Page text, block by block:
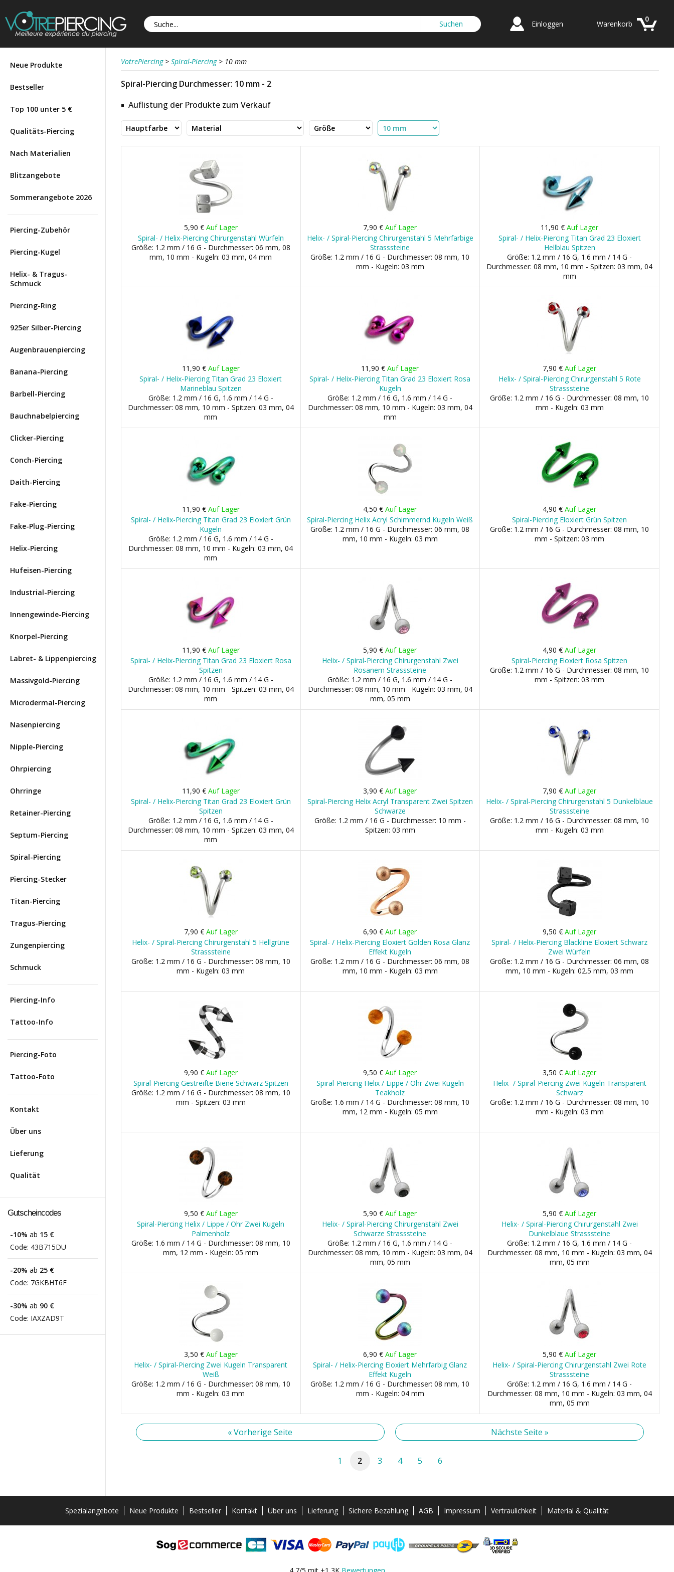
Einloggen
0
Warenkorb
Neue Produkte
Bestseller
Top 100 unter 5 €
Qualitäts-Piercing
Nach Materialien
Blitzangebote
Sommerangebote 2026
Piercing-Zubehör
Piercing-Kugel
Helix- & Tragus-
Schmuck
Piercing-Ring
925er Silber-Piercing
Augenbrauenpiercing
Banana-Piercing
Barbell-Piercing
Bauchnabelpiercing
Clicker-Piercing
Conch-Piercing
Daith-Piercing
Fake-Piercing
Fake-Plug-Piercing
Helix-Piercing
Hufeisen-Piercing
Industrial-Piercing
Innengewinde-Piercing
Knorpel-Piercing
Labret- & Lippenpiercing
Massivgold-Piercing
Microdermal-Piercing
Nasenpiercing
Nipple-Piercing
Ohrpiercing
Ohrringe
Retainer-Piercing
Septum-Piercing
Spiral-Piercing
Piercing-Stecker
Titan-Piercing
Tragus-Piercing
Zungenpiercing
Schmuck
Piercing-Info
Tattoo-Info
Piercing-Foto
Tattoo-Foto
Kontakt
Über uns
Lieferung
Qualität
Gutscheincodes
-10% ab 15 €
Code: 43B715DU
-20% ab 25 €
Code: 7GKBHT6F
-30% ab 90 €
Code: IAXZAD9T
VotrePiercing > Spiral-Piercing > 10 mm
Spiral-Piercing Durchmesser: 10 mm - 2
Auflistung der Produkte zum Verkauf
5,90 € Auf Lager
Spiral- / Helix-Piercing Chirurgenstahl Würfeln
Größe: 1.2 mm / 16 G - Durchmesser: 06 mm, 08
mm, 10 mm - Kugeln: 03 mm, 04 mm
7,90 €Auf Lager
Helix- / Spiral-Piercing Chirurgenstahl 5 Mehrfarbige
Strasssteine
Größe: 1.2 mm / 16 G - Durchmesser: 08 mm, 10
mm - Kugeln: 03 mm
11,90 €Auf Lager
Spiral- / Helix-Piercing Titan Grad 23 Eloxiert
Hellblau Spitzen
Größe: 1.2 mm / 16 G, 1.6 mm / 14 G -
Durchmesser: 08 mm, 10 mm - Spitzen: 03 mm, 04
mm
11,90 € Auf Lager
Spiral- / Helix-Piercing Titan Grad 23 Eloxiert
Marineblau Spitzen
Größe: 1.2 mm / 16 G, 1.6 mm / 14 G -
Durchmesser: 08 mm, 10 mm - Spitzen: 03 mm, 04
mm
11,90 €Auf Lager
Spiral- / Helix-Piercing Titan Grad 23 Eloxiert Rosa
Kugeln
Größe: 1.2 mm / 16 G, 1.6 mm / 14 G -
Durchmesser: 08 mm, 10 mm - Kugeln: 03 mm, 04
mm
7,90 €Auf Lager
Helix- / Spiral-Piercing Chirurgenstahl 5 Rote
Strasssteine
Größe: 1.2 mm / 16 G - Durchmesser: 08 mm, 10
mm - Kugeln: 03 mm
11,90 € Auf Lager
Spiral- / Helix-Piercing Titan Grad 23 Eloxiert Grün
Kugeln
Größe: 1.2 mm / 16 G, 1.6 mm / 14 G -
Durchmesser: 08 mm, 10 mm - Kugeln: 03 mm, 04
mm
4,50 €Auf Lager
Spiral-Piercing Helix Acryl Schimmernd Kugeln Weiß
Größe: 1.2 mm / 16 G - Durchmesser: 06 mm, 08
mm, 10 mm - Kugeln: 03 mm
4,90 €Auf Lager
Spiral-Piercing Eloxiert Grün Spitzen
Größe: 1.2 mm / 16 G - Durchmesser: 08 mm, 10
mm - Spitzen: 03 mm
11,90 € Auf Lager
Spiral- / Helix-Piercing Titan Grad 23 Eloxiert Rosa
Spitzen
Größe: 1.2 mm / 16 G, 1.6 mm / 14 G -
Durchmesser: 08 mm, 10 mm - Spitzen: 03 mm, 04
mm
5,90 €Auf Lager
Helix- / Spiral-Piercing Chirurgenstahl Zwei
Rosanem Strasssteine
Größe: 1.2 mm / 16 G, 1.6 mm / 14 G -
Durchmesser: 08 mm, 10 mm - Kugeln: 03 mm, 04
mm, 05 mm
4,90 €Auf Lager
Spiral-Piercing Eloxiert Rosa Spitzen
Größe: 1.2 mm / 16 G - Durchmesser: 08 mm, 10
mm - Spitzen: 03 mm
11,90 € Auf Lager
Spiral- / Helix-Piercing Titan Grad 23 Eloxiert Grün
Spitzen
Größe: 1.2 mm / 16 G, 1.6 mm / 14 G -
Durchmesser: 08 mm, 10 mm - Spitzen: 03 mm, 04
mm
3,90 €Auf Lager
Spiral-Piercing Helix Acryl Transparent Zwei Spitzen
Schwarze
Größe: 1.2 mm / 16 G - Durchmesser: 10 mm -
Spitzen: 03 mm
7,90 €Auf Lager
Helix- / Spiral-Piercing Chirurgenstahl 5 Dunkelblaue
Strasssteine
Größe: 1.2 mm / 16 G - Durchmesser: 08 mm, 10
mm - Kugeln: 03 mm
7,90 € Auf Lager
Helix- / Spiral-Piercing Chirurgenstahl 5 Hellgrüne
Strasssteine
Größe: 1.2 mm / 16 G - Durchmesser: 08 mm, 10
mm - Kugeln: 03 mm
6,90 €Auf Lager
Spiral- / Helix-Piercing Eloxiert Golden Rosa Glanz
Effekt Kugeln
Größe: 1.2 mm / 16 G - Durchmesser: 06 mm, 08
mm, 10 mm - Kugeln: 03 mm
9,50 €Auf Lager
Spiral- / Helix-Piercing Blackline Eloxiert Schwarz
Zwei Würfeln
Größe: 1.2 mm / 16 G - Durchmesser: 06 mm, 08
mm, 10 mm - Kugeln: 02.5 mm, 03 mm
9,90 € Auf Lager
Spiral-Piercing Gestreifte Biene Schwarz Spitzen
Größe: 1.2 mm / 16 G - Durchmesser: 08 mm, 10
mm - Spitzen: 03 mm
9,50 €Auf Lager
Spiral-Piercing Helix / Lippe / Ohr Zwei Kugeln
Teakholz
Größe: 1.6 mm / 14 G - Durchmesser: 08 mm, 10
mm, 12 mm - Kugeln: 05 mm
3,50 €Auf Lager
Helix- / Spiral-Piercing Zwei Kugeln Transparent
Schwarz
Größe: 1.2 mm / 16 G - Durchmesser: 08 mm, 10
mm - Kugeln: 03 mm
9,50 € Auf Lager
Spiral-Piercing Helix / Lippe / Ohr Zwei Kugeln
Palmenholz
Größe: 1.6 mm / 14 G - Durchmesser: 08 mm, 10
mm, 12 mm - Kugeln: 05 mm
5,90 €Auf Lager
Helix- / Spiral-Piercing Chirurgenstahl Zwei
Schwarze Strasssteine
Größe: 1.2 mm / 16 G, 1.6 mm / 14 G -
Durchmesser: 08 mm, 10 mm - Kugeln: 03 mm, 04
mm, 05 mm
5,90 €Auf Lager
Helix- / Spiral-Piercing Chirurgenstahl Zwei
Dunkelblaue Strasssteine
Größe: 1.2 mm / 16 G, 1.6 mm / 14 G -
Durchmesser: 08 mm, 10 mm - Kugeln: 03 mm, 04
mm, 05 mm
3,50 € Auf Lager
Helix- / Spiral-Piercing Zwei Kugeln Transparent
Weiß
Größe: 1.2 mm / 16 G - Durchmesser: 08 mm, 10
mm - Kugeln: 03 mm
6,90 €Auf Lager
Spiral- / Helix-Piercing Eloxiert Mehrfarbig Glanz
Effekt Kugeln
Größe: 1.2 mm / 16 G - Durchmesser: 08 mm, 10
mm - Kugeln: 04 mm
5,90 €Auf Lager
Helix- / Spiral-Piercing Chirurgenstahl Zwei Rote
Strasssteine
Größe: 1.2 mm / 16 G, 1.6 mm / 14 G -
Durchmesser: 08 mm, 10 mm - Kugeln: 03 mm, 04
mm, 05 mm
« Vorherige Seite Nächste Seite »
1 2 3 4 5 6
Spezialangebote Neue Produkte Bestseller Kontakt Über uns Lieferung Sichere Bezahlung AGB Impressum Vertraulichkeit Material & Qualität